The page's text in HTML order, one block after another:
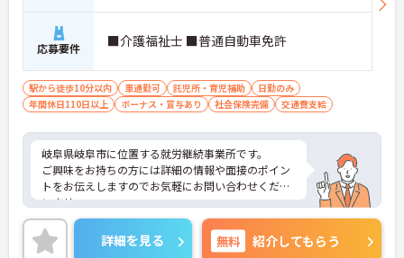
応募要件 ■介護福祉士 ■普通自動車免許
駅から徒歩10分以内 車通勤可 託児所・育児補助
日勤のみ
年間休日110日以上
ボーナス・賞与あり 社会保険完備 交通費支給
岐阜県岐阜市に位置する就労継続事業所です。
ご興味をお持ちの方には詳細の情報や面接のポイン
トをお伝えしますのでお気軽にお問い合わせくださ
いませ。
詳細を見る 無料 紹介してもらう